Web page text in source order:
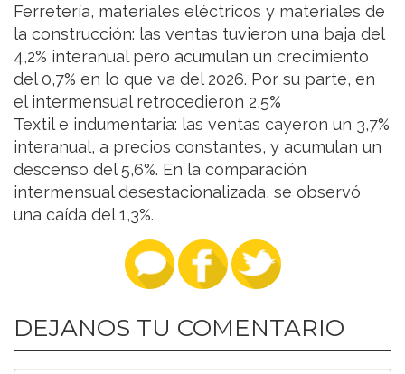
Ferretería, materiales eléctricos y materiales de
la construcción: las ventas tuvieron una baja del
4,2% interanual pero acumulan un crecimiento
del 0,7% en lo que va del 2026. Por su parte, en
el intermensual retrocedieron 2,5%
Textil e indumentaria: las ventas cayeron un 3,7%
interanual, a precios constantes, y acumulan un
descenso del 5,6%. En la comparación
intermensual desestacionalizada, se observó
una caída del 1,3%.
DEJANOS TU COMENTARIO